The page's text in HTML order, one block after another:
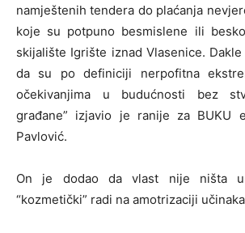
namještenih tendera do plaćanja
koje su potpuno besmislene ili
skijalište Igrište iznad Vlasenice.
da su po definiciji nerpofitna
očekivanjima u budućnosti bez
građane” izjavio je ranije za BUKU
Pavlović.
On je dodao da vlast nije ništa
“kozmetički” radi na amotrizaciji